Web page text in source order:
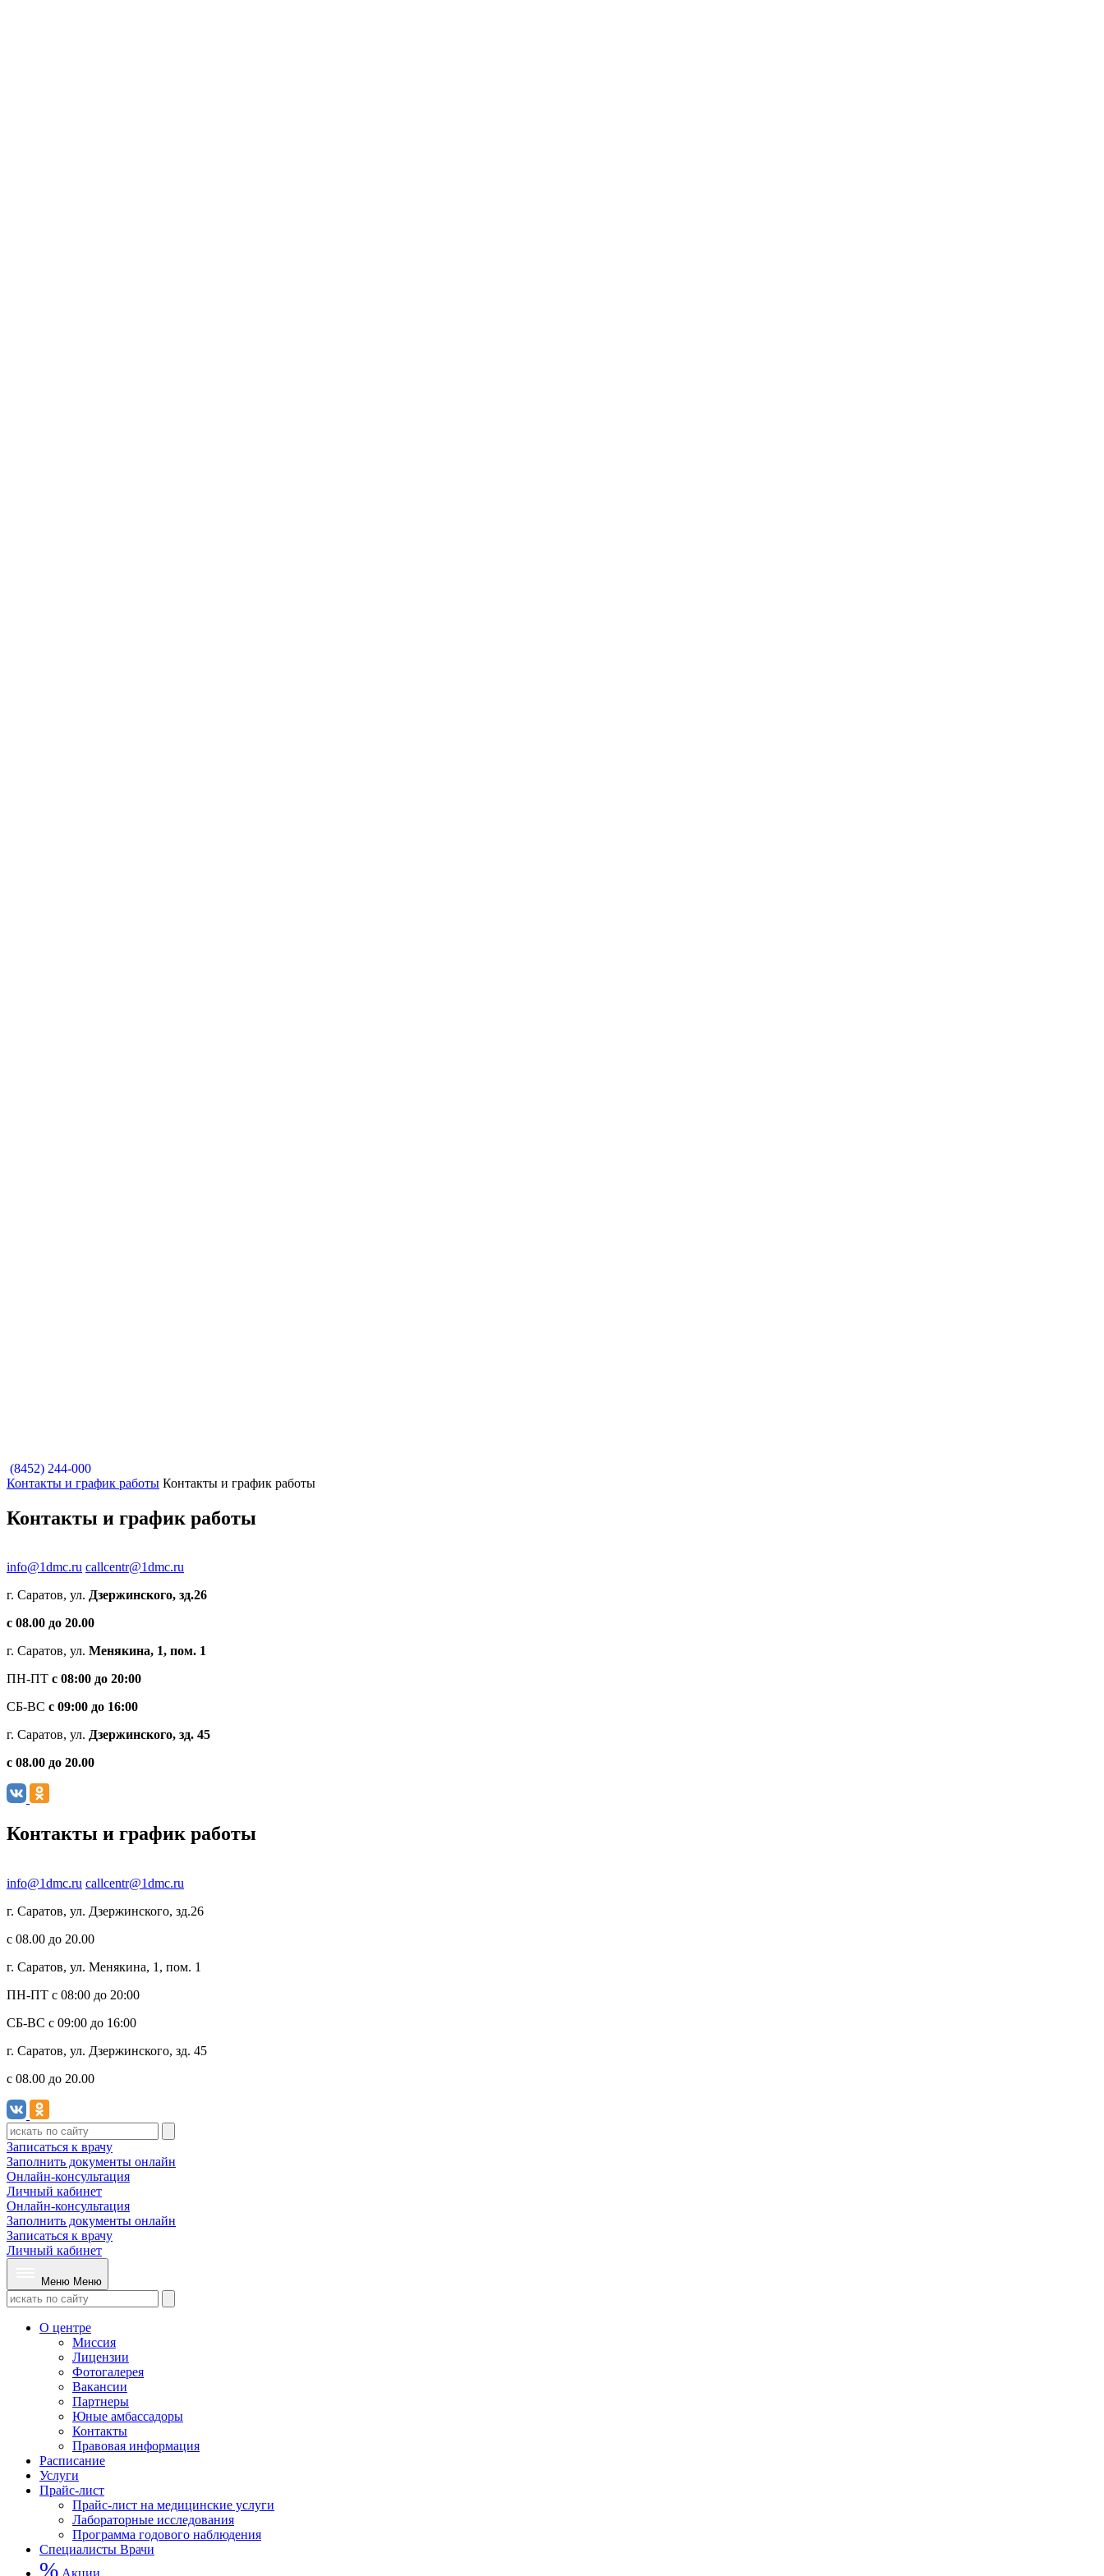
(8452) 244-000
Контакты и график работы Контакты и график работы
Контакты и график работы
info@1dmc.ru callcentr@1dmc.ru
г. Саратов, ул. Дзержинского, зд.26
c 08.00 до 20.00
г. Саратов, ул. Менякина, 1, пом. 1
ПН-ПТ с 08:00 до 20:00
СБ-ВС с 09:00 до 16:00
г. Саратов, ул. Дзержинского, зд. 45
c 08.00 до 20.00
Контакты и график работы
info@1dmc.ru callcentr@1dmc.ru
г. Саратов, ул. Дзержинского, зд.26
c 08.00 до 20.00
г. Саратов, ул. Менякина, 1, пом. 1
ПН-ПТ с 08:00 до 20:00
СБ-ВС с 09:00 до 16:00
г. Саратов, ул. Дзержинского, зд. 45
c 08.00 до 20.00
Записаться к врачу
Заполнить документы онлайн
Онлайн-консультация
Личный кабинет
Онлайн-консультация
Заполнить документы онлайн
Записаться к врачу
Личный кабинет
Меню Меню
О центре
Миссия
Лицензии
Фотогалерея
Вакансии
Партнеры
Юные амбассадоры
Контакты
Правовая информация
Расписание
Услуги
Прайс-лист
Прайс-лист на медицинские услуги
Лабораторные исследования
Программа годового наблюдения
Специалисты Врачи
%